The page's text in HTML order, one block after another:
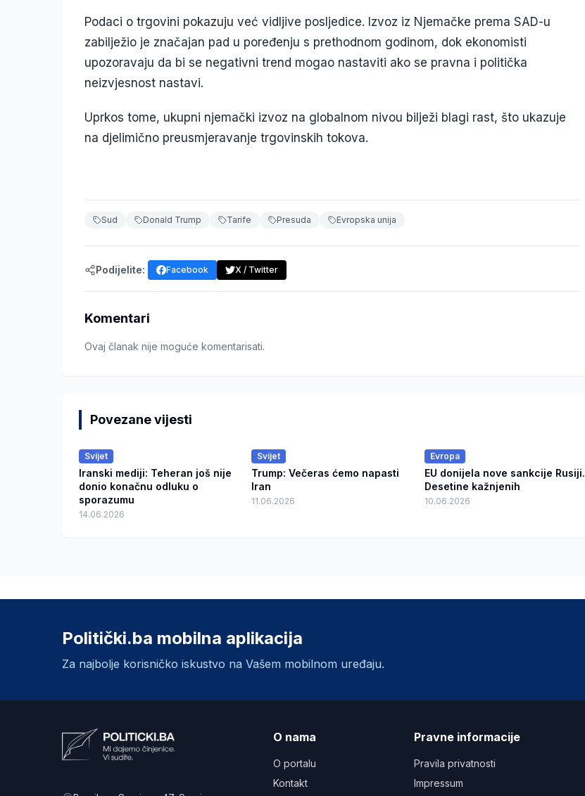
Podaci o trgovini pokazuju već vidljive posljedice. Izvoz iz Njemačke prema SAD-u
zabilježio je značajan pad u poređenju s prethodnom godinom, dok ekonomisti
upozoravaju da bi se negativni trend mogao nastaviti ako se pravna i politička
neizvjesnost nastavi.
Uprkos tome, ukupni njemački izvoz na globalnom nivou bilježi blagi rast, što ukazuje
na djelimično preusmjeravanje trgovinskih tokova.
Sud Donald Trump Tarife Presuda Evropska unija
Podijelite: Facebook X / Twitter
Komentari
Ovaj članak nije moguće komentarisati.
Povezane vijesti
Svijet
Iranski mediji: Teheran još nije
donio konačnu odluku o
sporazumu
14.06.2026
Svijet
Trump: Večeras ćemo napasti
Iran
11.06.2026
Evropa
EU donijela nove sankcije Rusiji.
Desetine kažnjenih
10.06.2026
Politički.ba mobilna aplikacija
Za najbolje korisničko iskustvo na Vašem mobilnom uređaju.
O nama
O portalu
Kontakt
Pravne informacije
Pravila privatnosti
Impressum